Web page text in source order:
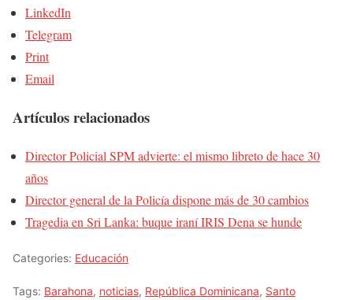
LinkedIn
Telegram
Print
Email
Artículos relacionados
Director Policial SPM advierte: el mismo libreto de hace 30
años
Director general de la Policía dispone más de 30 cambios
Tragedia en Sri Lanka: buque iraní IRIS Dena se hunde
Categories: Educación
Tags: Barahona, noticias, República Dominicana, Santo